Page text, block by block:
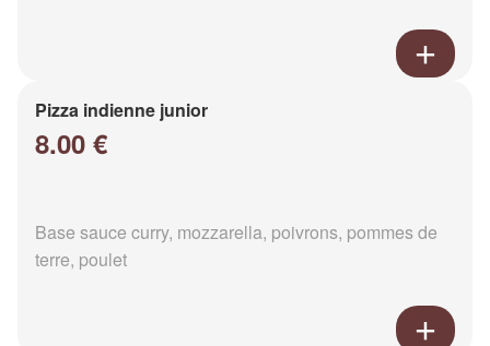
Pizza indienne junior
8.00 €
Base sauce curry, mozzarella, poivrons, pommes de
terre, poulet